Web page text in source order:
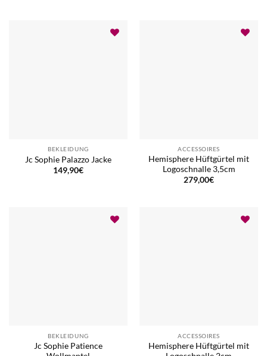
BEKLEIDUNG
Jc Sophie Palazzo Jacke
149,90€
ACCESSOIRES
Hemisphere Hüftgürtel mit
Logoschnalle 3,5cm
279,00€
BEKLEIDUNG
Jc Sophie Patience
ACCESSOIRES
Hemisphere Hüftgürtel mit